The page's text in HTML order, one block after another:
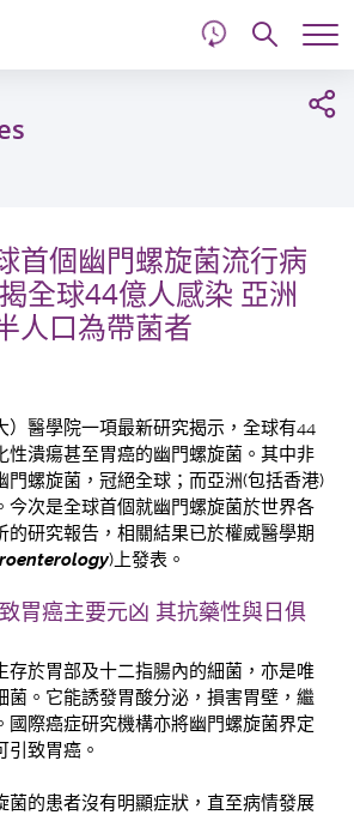
首個幽門螺旋菌流行病
全球44億人感染 亞洲
人口為帶菌者
）醫學院一項最新研究揭示，全球有44
性潰瘍甚至胃癌的幽門螺旋菌。其中非
門螺旋菌，冠絕全球；而亞洲(包括香港)
今次是全球首個就幽門螺旋菌於世界各
的研究報告，相關結果已於權威醫學期
)上發表。
胃癌主要元凶 其抗藥性與日俱
存於胃部及十二指腸內的細菌，亦是唯
菌。它能誘發胃酸分泌，損害胃壁，繼
國際癌症研究機構亦將幽門螺旋菌界定
引致胃癌。
菌的患者沒有明顯症狀，直至病情發展